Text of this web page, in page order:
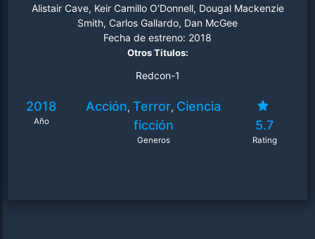
muertos vivientes
Alistair Cave, Keir Camillo O'Donnell, Dougal Mackenzie
Smith, Carlos Gallardo, Dan McGee
Fecha de estreno: 2018
Otros Titulos:
Redcon-1
2018
Año
Acción,Terror, Ciencia
ficción
Generos
5.7
Rating